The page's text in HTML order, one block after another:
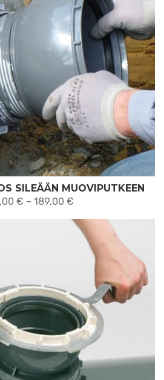
SILEÄÄN MUOVIPUTKEEN
€ – 189,00 €
-
189,00 €